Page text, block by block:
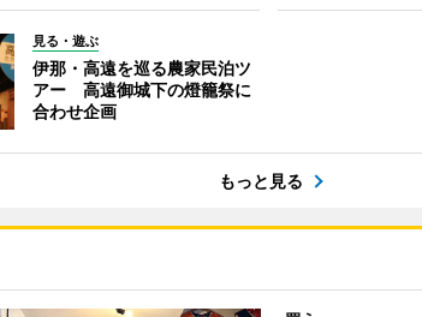
見る・遊ぶ
伊那・高遠を巡る農家民泊ツ
アー 高遠御城下の燈籠祭に
合わせ企画
もっと見る